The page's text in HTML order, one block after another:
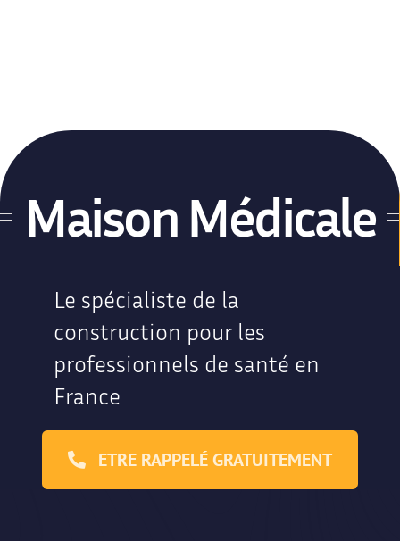
Maison Médicale
Le spécialiste de la
construction pour les
professionnels de santé en
France
ETRE RAPPELÉ GRATUITEMENT